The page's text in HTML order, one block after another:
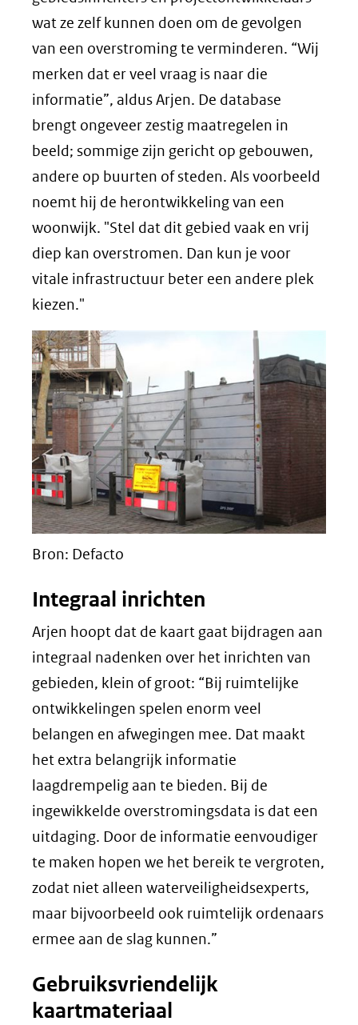
wat ze zelf kunnen doen om de gevolgen
van een overstroming te verminderen. “Wij
merken dat er veel vraag is naar die
informatie”, aldus Arjen. De database
brengt ongeveer zestig maatregelen in
beeld; sommige zijn gericht op gebouwen,
andere op buurten of steden. Als voorbeeld
noemt hij de herontwikkeling van een
woonwijk. "Stel dat dit gebied vaak en vrij
diep kan overstromen. Dan kun je voor
vitale infrastructuur beter een andere plek
kiezen."
Bron: Defacto
Integraal inrichten
Arjen hoopt dat de kaart gaat bijdragen aan
integraal nadenken over het inrichten van
gebieden, klein of groot: “Bij ruimtelijke
ontwikkelingen spelen enorm veel
belangen en afwegingen mee. Dat maakt
het extra belangrijk informatie
laagdrempelig aan te bieden. Bij de
ingewikkelde overstromingsdata is dat een
uitdaging. Door de informatie eenvoudiger
te maken hopen we het bereik te vergroten,
zodat niet alleen waterveiligheidsexperts,
maar bijvoorbeeld ook ruimtelijk ordenaars
ermee aan de slag kunnen.”
Gebruiksvriendelijk
kaartmateriaal